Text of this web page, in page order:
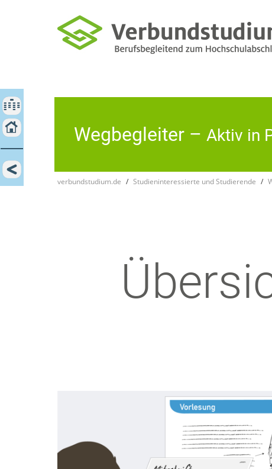
Wegbegleiter – Aktiv in
verbundstudium.de Studieninteressierte und Studierende
KOOPERATIVES LERNEN
MOTIVATION UND BEWÄLTIGUNG - COMING SOON